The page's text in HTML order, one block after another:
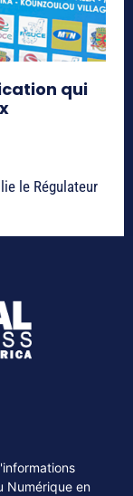
qui
le Régulateur
Numérique en